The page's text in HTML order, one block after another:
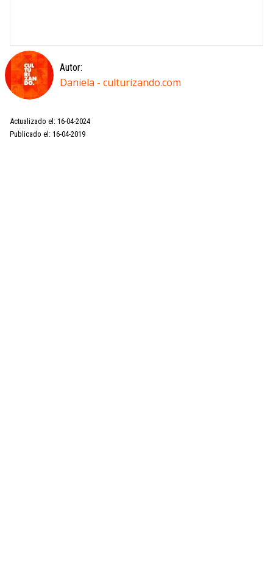
Autor:
Daniela - culturizando.com
Actualizado el: 16-04-2024
Publicado el: 16-04-2019